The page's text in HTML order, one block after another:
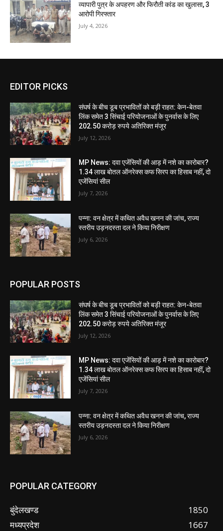
व्यापारी पुत्र के अपहरण और फिरौती कांड का खुलासा, 3
आरोपी गिरफ्तार
July 4, 2026
EDITOR PICKS
संघर्ष के बीच डूब प्रभावितों को बड़ी राहत: केन-बेतवा
लिंक समेत 3 सिंचाई परियोजनाओं के पुनर्वास के लिए
202.50 करोड़ रुपये अतिरिक्त मंजूर
July 12, 2026
MP News: दवा एजेंसियों की आड़ में नशे का कारोबार?
1.34 लाख बोतल ऑनरेक्स कफ सिरप का हिसाब नहीं, दो
एजेंसियां सील
July 7, 2026
पन्ना: वन क्षेत्र में कथित अवैध खनन की जांच, राज्य
स्तरीय उड़नदस्ता दल ने किया निरीक्षण
July 6, 2026
POPULAR POSTS
संघर्ष के बीच डूब प्रभावितों को बड़ी राहत: केन-बेतवा
लिंक समेत 3 सिंचाई परियोजनाओं के पुनर्वास के लिए
202.50 करोड़ रुपये अतिरिक्त मंजूर
July 12, 2026
MP News: दवा एजेंसियों की आड़ में नशे का कारोबार?
1.34 लाख बोतल ऑनरेक्स कफ सिरप का हिसाब नहीं, दो
एजेंसियां सील
July 7, 2026
पन्ना: वन क्षेत्र में कथित अवैध खनन की जांच, राज्य
स्तरीय उड़नदस्ता दल ने किया निरीक्षण
July 6, 2026
POPULAR CATEGORY
बुंदेलखण्ड
1850
मध्यप्रदेश
1667